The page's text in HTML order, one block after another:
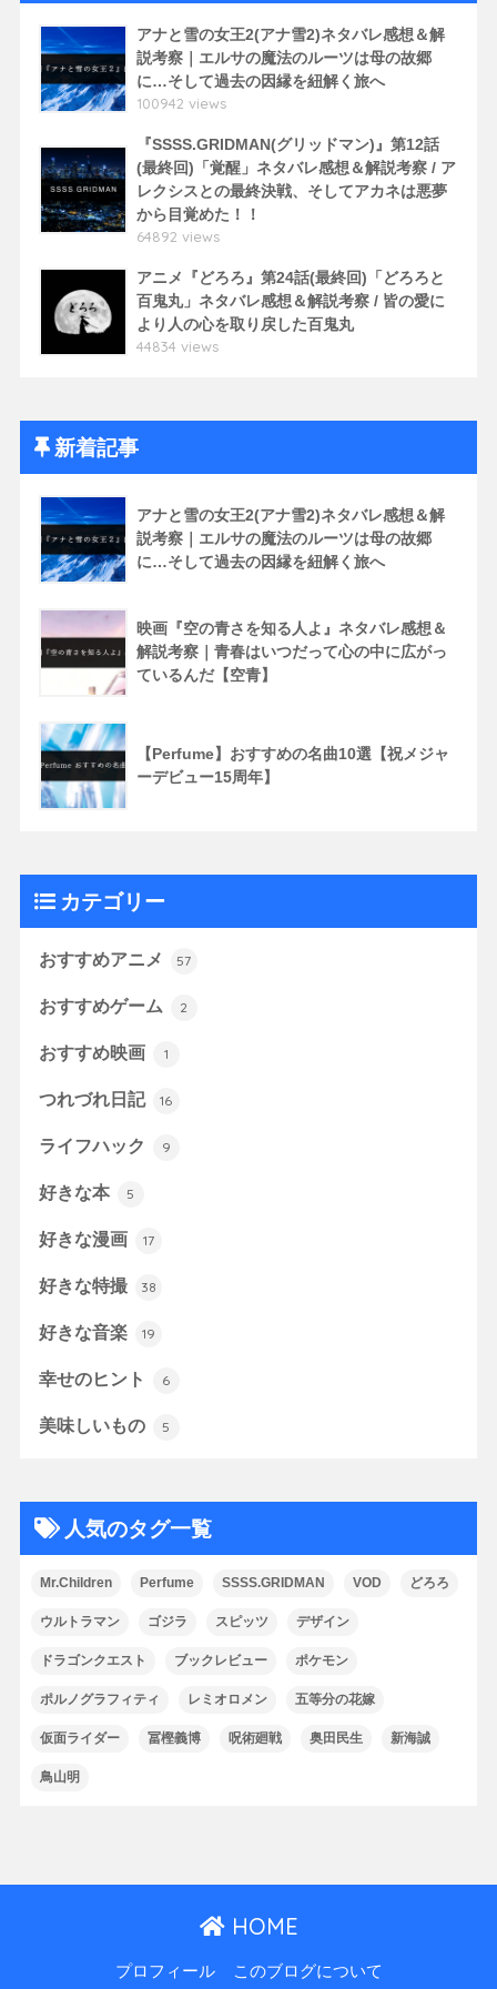
アナと雪の女王2(アナ雪2)ネタバレ感想＆解
説考察｜エルサの魔法のルーツは母の故郷
に…そして過去の因縁を紐解く旅へ
100942 views
『SSSS.GRIDMAN(グリッドマン)』第12話
(最終回)「覚醒」ネタバレ感想＆解説考察 / ア
レクシスとの最終決戦、そしてアカネは悪夢
から目覚めた！！
64892 views
アニメ『どろろ』第24話(最終回)「どろろと
百鬼丸」ネタバレ感想＆解説考察 / 皆の愛に
より人の心を取り戻した百鬼丸
44834 views
新着記事
アナと雪の女王2(アナ雪2)ネタバレ感想＆解
説考察｜エルサの魔法のルーツは母の故郷
に…そして過去の因縁を紐解く旅へ
映画『空の青さを知る人よ』ネタバレ感想＆
解説考察｜青春はいつだって心の中に広がっ
ているんだ【空青】
【Perfume】おすすめの名曲10選【祝メジャ
ーデビュー15周年】
カテゴリー
おすすめアニメ 57
おすすめゲーム 2
おすすめ映画 1
つれづれ日記 16
ライフハック 9
好きな本 5
好きな漫画 17
好きな特撮 38
好きな音楽 19
幸せのヒント 6
美味しいもの 5
人気のタグ一覧
Mr.Children Perfume SSSS.GRIDMAN VOD どろろ
ウルトラマン ゴジラ スピッツ デザイン
ドラゴンクエスト ブックレビュー ポケモン
ポルノグラフィティ レミオロメン 五等分の花嫁
仮面ライダー 冨樫義博 呪術廻戦 奥田民生 新海誠
鳥山明
HOME
プロフィール このブログについて